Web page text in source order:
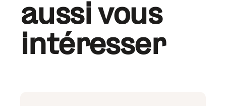
aussi vous
intéresser